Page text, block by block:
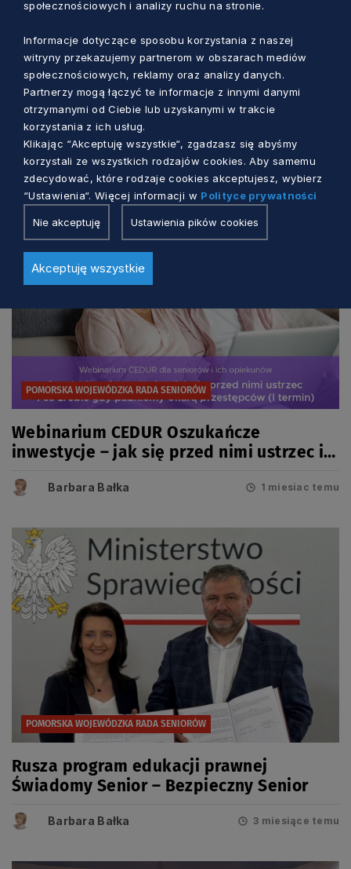
Zobacz również
POMORSKA WOJEWÓDZKA RADA SENIORÓW
Webinarium CEDUR Oszukańcze
inwestycje – jak się przed nimi ustrzec i
przestępców 29 czerwca 2026 roku
Barbara Bałka 1 miesiac temu
POMORSKA WOJEWÓDZKA RADA SENIORÓW
Rusza program edukacji prawnej
Świadomy Senior – Bezpieczny Senior
Barbara Bałka 3 miesiące temu
społecznościowych i analizy ruchu na stronie.
Informacje dotyczące sposobu korzystania z naszej
witryny przekazujemy partnerom w obszarach mediów
społecznościowych, reklamy oraz analizy danych.
Partnerzy mogą łączyć te informacje z innymi danymi
otrzymanymi od Ciebie lub uzyskanymi w trakcie
korzystania z ich usług.
Klikając “Akceptuję wszystkie“, zgadzasz się abyśmy
korzystali ze wszystkich rodzajów cookies. Aby samemu
zdecydować, które rodzaje cookies akceptujesz, wybierz
“Ustawienia“. Więcej informacji w Polityce prywatności
Nie akceptuję Ustawienia pików cookies
Akceptuję wszystkie